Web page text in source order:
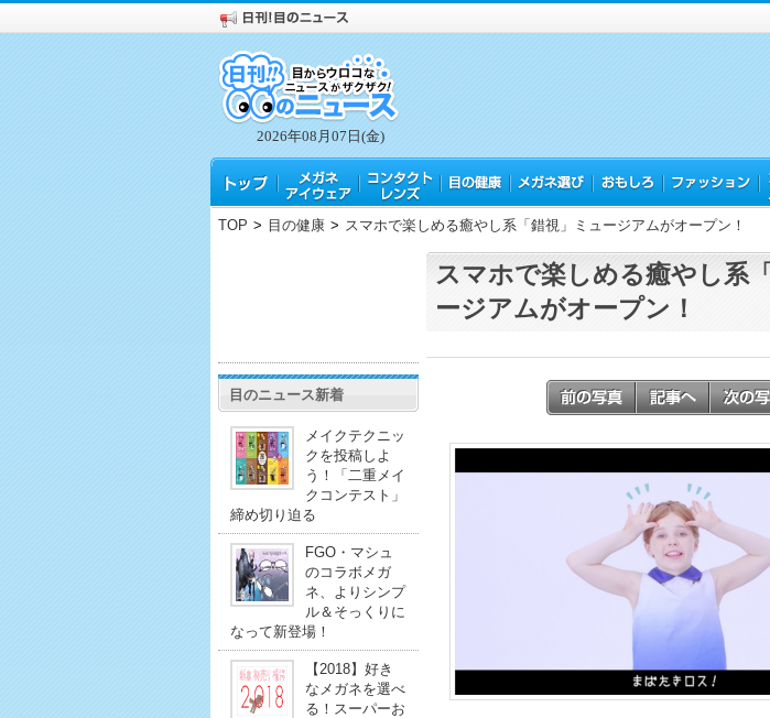
2026年08月07日(金)
TOP > 目の健康 > スマホで楽しめる癒やし系「錯視」ミュージアムがオープン！
目のニュース新着
メイクテクニッ
クを投稿しよ
う！「二重メイ
クコンテスト」
締め切り迫る
FGO・マシュ
のコラボメガ
ネ、よりシンプ
ル＆そっくりに
なって新登場！
【2018】好き
なメガネを選べ
る！スーパーお
スマホで楽しめる癒やし系
ージアムがオープン！